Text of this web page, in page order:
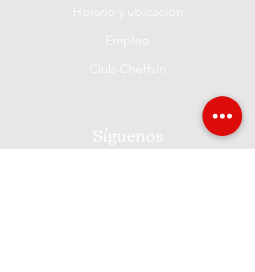
Horario y ubicación
Empleo
Club Cheffsin
Síguenos